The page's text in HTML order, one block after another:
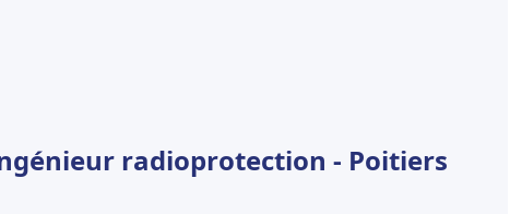
radioprotection - Poitiers